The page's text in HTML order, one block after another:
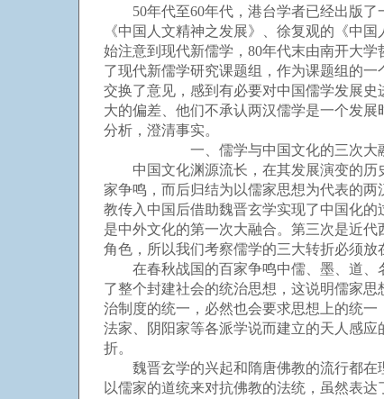
50年代至60年代，港台学者已经出版了
《中国人文精神之发展》、徐复观的《中
始注意到现代新儒学，80年代末由南开大
了现代新儒学研究课题组，作为课题组的
交换了意见，感到有必要对中国儒学发展
大的偏差、他们不承认两汉儒学是一个发
分析，澄清事实。
一、儒学与中国文化的三次大
中国文化渊源流长，在其发展演变的历
家争鸣，而后归结为以儒家思想为代表的
教传入中国后借助魏晋玄学实现了中国化
是中外文化的第一次大融合。第三次是近
角色，所以我们考察儒学的三大转折必须放
在春秋战国的百家争鸣中儒、墨、道、
了整个封建社会的统治思想，这说明儒家
治制度的统一，必然也会要求思想上的统
法家、阴阳家等各派学说而建立的天人感
折。
魏晋玄学的兴起和隋唐佛教的流行都在
以儒家的道统来对抗佛教的法统，虽然表